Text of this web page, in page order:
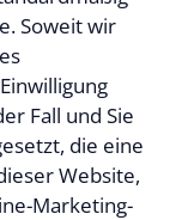
Soweit wir
Fall und Sie
die eine
Website,
Marketing-